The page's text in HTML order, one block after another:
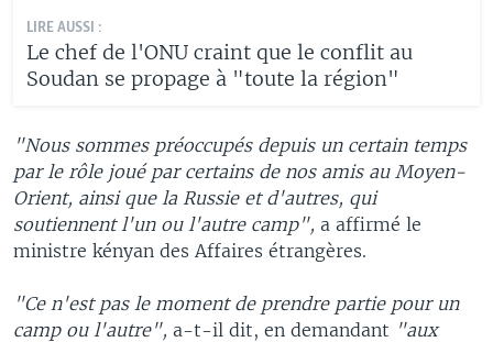
LIRE AUSSI :
Le chef de l'ONU craint que le conflit au
Soudan se propage à "toute la région"
"Nous sommes préoccupés depuis un certain temps
par le rôle joué par certains de nos amis au Moyen-
Orient, ainsi que la Russie et d'autres, qui
soutiennent l'un ou l'autre camp", a affirmé le
ministre kényan des Affaires étrangères.
"Ce n'est pas le moment de prendre partie pour un
camp ou l'autre", a-t-il dit, en demandant "aux